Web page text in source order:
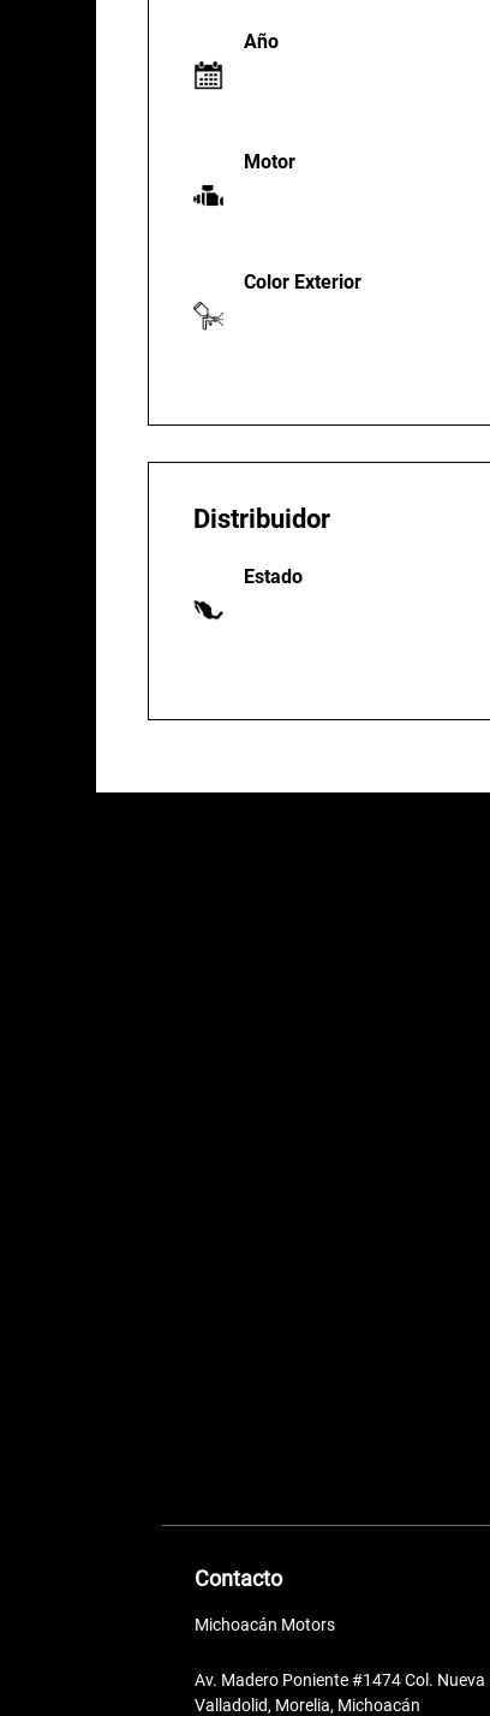
Año
Motor
Color Exterior
Distribuidor
Estado
Contacto
Michoacán Motors
Av. Madero Poniente #1474 Col. Nueva
Valladolid, Morelia, Michoacán